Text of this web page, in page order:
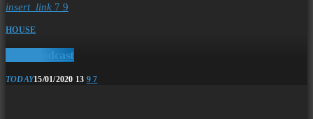
insert_link 7 9
HOUSE
ADE podcast
TODAY15/01/2020 13 9 7